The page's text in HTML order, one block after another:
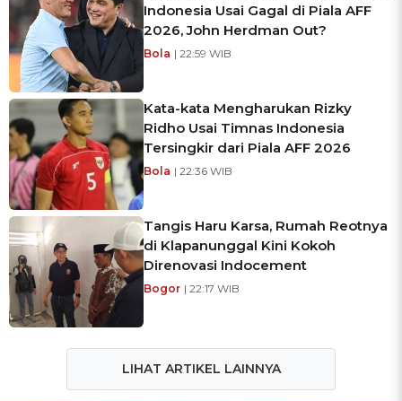
Indonesia Usai Gagal di Piala AFF
2026, John Herdman Out?
Bola | 22:59 WIB
Kata-kata Mengharukan Rizky
Ridho Usai Timnas Indonesia
Tersingkir dari Piala AFF 2026
Bola | 22:36 WIB
Tangis Haru Karsa, Rumah Reotnya
di Klapanunggal Kini Kokoh
Direnovasi Indocement
Bogor | 22:17 WIB
LIHAT ARTIKEL LAINNYA